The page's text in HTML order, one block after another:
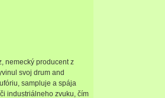
nemecký producent z
svoj drum and
sampluje a spája
industriálneho zvuku, čím